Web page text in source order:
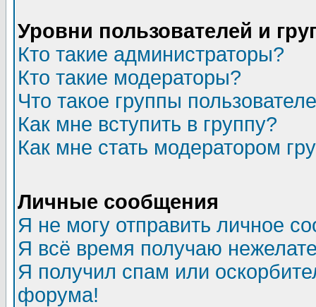
Уровни пользователей и
Кто такие администраторы?
Кто такие модераторы?
Что такое группы
Как мне вступить в группу?
Как мне стать модератором
Личные сообщения
Я не могу отправить личное
Я всё время получаю
Я получил спам или
форума!